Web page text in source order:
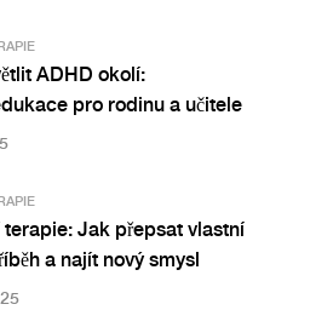
ADHD okolí:
pro rodinu a učitele
terapie: Jak přepsat vlastní
a najít nový smysl